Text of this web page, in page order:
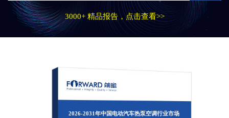
3000+ 精品报告，点击查看>>
2026-2031年中国电动汽车热泵空调行业市场